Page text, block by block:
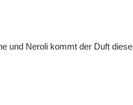
und Neroli kommt der Duft